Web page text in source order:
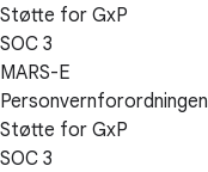
Støtte for GxP
SOC 3
MARS-E
Personvernforordningen
Støtte for GxP
SOC 3